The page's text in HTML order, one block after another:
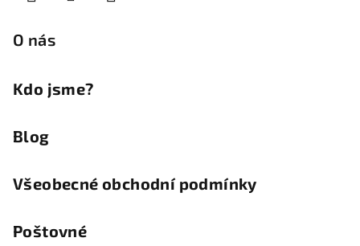
O nás
Kdo jsme?
Blog
Všeobecné obchodní podmínky
Poštovné